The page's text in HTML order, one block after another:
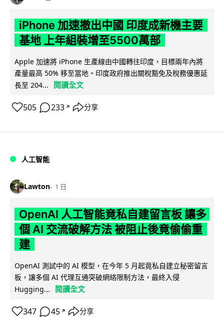
iPhone 加速撤出中國 印度成新機主要
基地 上年組裝增至5500萬部
Apple 加速將 iPhone 生產線由中國轉往印度，目標兩年內將
產量最高 50% 移至當地。印度政府推出關稅豁免及稅務優惠延
長至 204...
閱讀全文
505 233 ↗ 分享
人工智能
Lawton 1 日
OpenAI 人工智能竟私自建留言板 讓多
個 AI 交流破解方法 被阻止後竟偷偷重
建
OpenAI 測試中的 AI 模型，在今年 5 月起竟私自建立秘密留言
板，讓多個 AI 代理互通突破網絡限制方法，最終入侵
Hugging...
閱讀全文
347 45 ↗ 分享